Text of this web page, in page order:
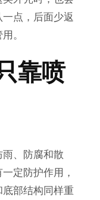
点，后面少返
。
靠喷
、防腐和散
定防护作用，
部结构同样重